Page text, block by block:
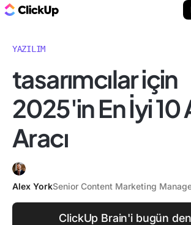
YAZILIM
tasarımcılar için
2025'in En İyi 10
Aracı
Alex YorkSenior Content Marketing
ClickUp Brain'i bugün